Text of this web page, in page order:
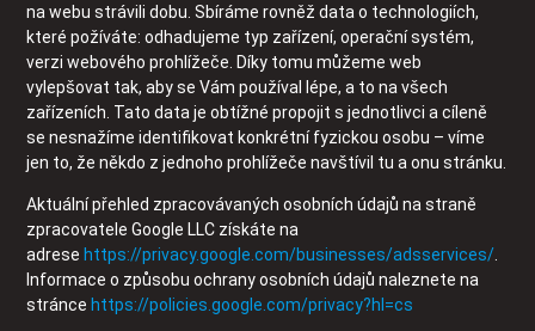
na webu strávili dobu. Sbíráme rovněž data o technologiích,
které požíváte: odhadujeme typ zařízení, operační systém,
verzi webového prohlížeče. Díky tomu můžeme web
vylepšovat tak, aby se Vám používal lépe, a to na všech
zařízeních. Tato data je obtížné propojit s jednotlivci a cíleně
se nesnažíme identifikovat konkrétní fyzickou osobu – víme
jen to, že někdo z jednoho prohlížeče navštívil tu a onu stránku.
Aktuální přehled zpracovávaných osobních údajů na straně
zpracovatele Google LLC získáte na
adrese https://privacy.google.com/businesses/adsservices/
Informace o způsobu ochrany osobních údajů naleznete na
stránce https://policies.google.com/privacy?hl=cs